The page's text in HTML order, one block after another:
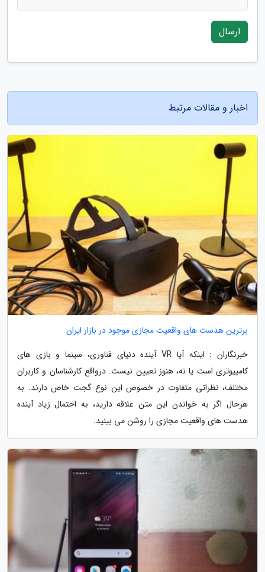
ارسال
اخبار و مقالات مرتبط
برترین هدست های واقعیت مجازی موجود در بازار ایران
خبرنگاران : اینکه آیا VR آینده دنیای فناوری، سینما و بازی های
کامپیوتری است یا نه، هنوز تعیین نیست. درواقع کارشناسان و کاربران
مختلف، نظراتی متفاوت در خصوص این نوع گجت خاص دارند. به
هرحال اگر به خواندن این متن علاقه دارید، به احتمال زیاد آینده
هدست های واقعیت مجازی را روشن می بینید.